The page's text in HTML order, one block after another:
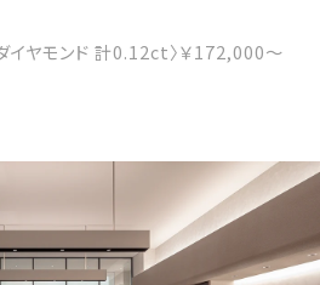
イヤモンド 計0.12ct〉￥172,000～